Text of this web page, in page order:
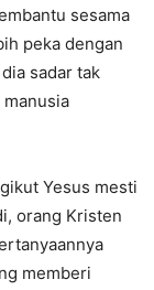
sesama
peka dengan
sadar tak
Yesus mesti
orang Kristen
memberi